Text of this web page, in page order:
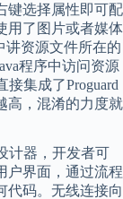
键选择属性即可配
用了图片或者媒体
讲资源文件所在的
程序中访问资源
接集成了Proguard
高，混淆的力度就
计器，开发者可
户界面，通过流程
代码。无线连接向